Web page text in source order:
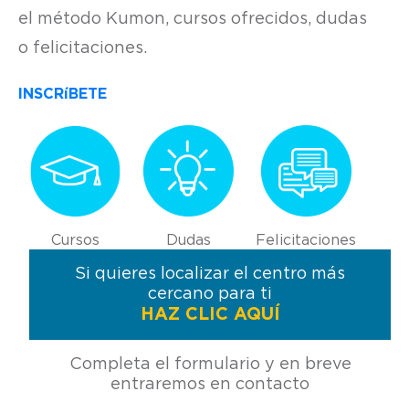
el método Kumon, cursos ofrecidos, dudas
o felicitaciones.
INSCRíBETE
Cursos Dudas Felicitaciones
Si quieres localizar el centro más
cercano para ti
HAZ CLIC AQUÍ
Completa el formulario y en breve
entraremos en contacto